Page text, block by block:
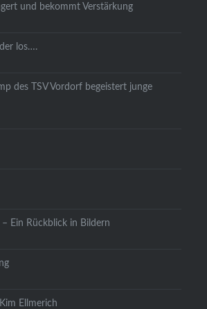
und bekommt Verstärkung
los….
des TSV Vordorf begeistert junge
Ein Rückblick in Bildern
Ellmerich